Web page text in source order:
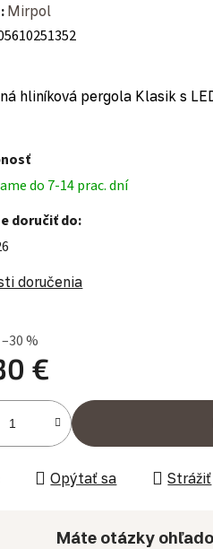
Mirpol
hliníková pergola Klasik s
do 7-14 prac. dní
doručiť do:
doručenia
–30 %
€
cena:
Opýtať sa Strážiť
Máte otázky